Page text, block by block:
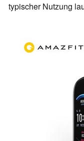
typischer Nutzung